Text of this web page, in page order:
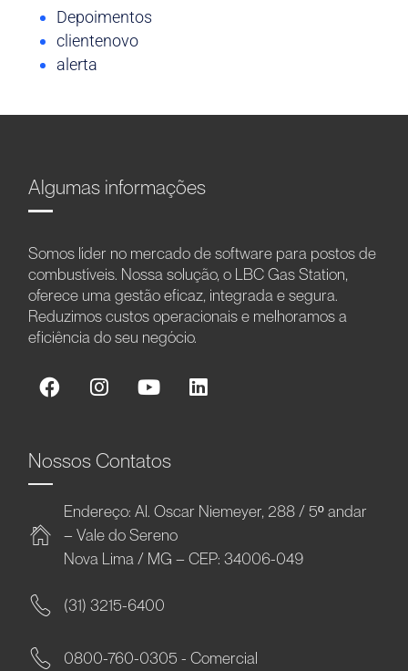
Depoimentos
clientenovo
alerta
Algumas informações
Somos líder no mercado de software para postos de
combustíveis. Nossa solução, o LBC Gas Station,
oferece uma gestão eficaz, integrada e segura.
Reduzimos custos operacionais e melhoramos a
eficiência do seu negócio.
Nossos Contatos
Endereço: Al. Oscar Niemeyer, 288 / 5º andar
– Vale do Sereno
Nova Lima / MG – CEP: 34006-049
(31) 3215-6400
0800-760-0305 - Comercial